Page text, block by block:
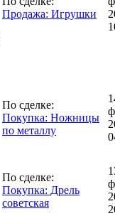
Продажа: Игрушки
По сделке:
Покупка: Ножницы
по металлу
По сделке:
Покупка: Дрель
советская